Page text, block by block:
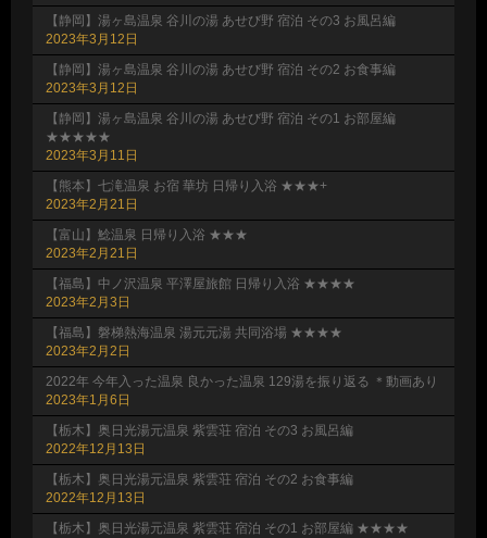
【静岡】湯ヶ島温泉 谷川の湯 あせび野 宿泊 その3 お風呂編
2023年3月12日
【静岡】湯ヶ島温泉 谷川の湯 あせび野 宿泊 その2 お食事編
2023年3月12日
【静岡】湯ヶ島温泉 谷川の湯 あせび野 宿泊 その1 お部屋編
★★★★★
2023年3月11日
【熊本】七滝温泉 お宿 華坊 日帰り入浴 ★★★+
2023年2月21日
【富山】鯰温泉 日帰り入浴 ★★★
2023年2月21日
【福島】中ノ沢温泉 平澤屋旅館 日帰り入浴 ★★★★
2023年2月3日
【福島】磐梯熱海温泉 湯元元湯 共同浴場 ★★★★
2023年2月2日
2022年 今年入った温泉 良かった温泉 129湯を振り返る ＊動画あり
2023年1月6日
【栃木】奥日光湯元温泉 紫雲荘 宿泊 その3 お風呂編
2022年12月13日
【栃木】奥日光湯元温泉 紫雲荘 宿泊 その2 お食事編
2022年12月13日
【栃木】奥日光湯元温泉 紫雲荘 宿泊 その1 お部屋編 ★★★★